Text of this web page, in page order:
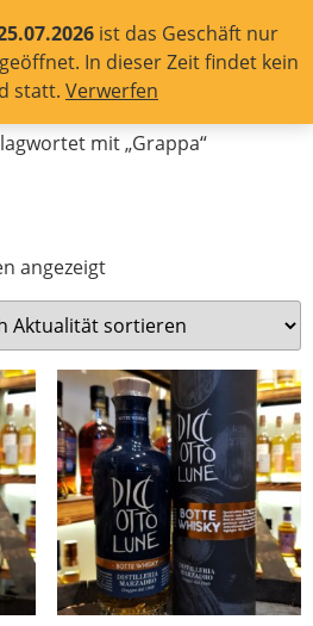
ist das Geschäft nur
In dieser Zeit findet kein
statt. Verwerfen
0,00 €
mit „Grappa“
angezeigt